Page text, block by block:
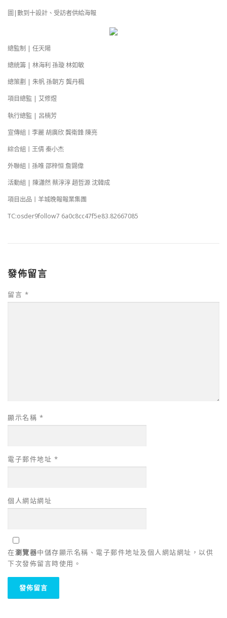
圖|數到十設計、受訪者供給海報
總監制 | 任天陽
總統籌 | 林海利 孫璇 林如敏
總策劃 | 朱帆 孫朝方 龔丹楓
項目總監 | 艾修煜
執行總監 | 呂楠芳
宣傳組丨李麗 胡廣欣 龔衛鋒 陳亮
綜合組丨王倩 秦小杰
外聯組丨孫唯 邵梓恒 詹錫偉
活動組 | 陳瀟然 蔡淳淳 趙哲源 沈韓成
項目出品丨羊城晚報報業集團
TC:osder9follow7 6a0c8cc47f5e83.82667085
發佈留言
留言 *
顯示名稱 *
電子郵件地址 *
個人網站網址
在瀏覽器中儲存顯示名稱、電子郵件地址及個人網站網址，以供
下次發佈留言時使用。